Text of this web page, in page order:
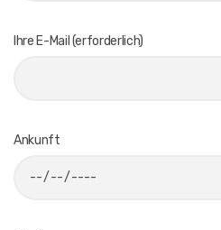
Ihre E-Mail (erforderlich)
Ankunft